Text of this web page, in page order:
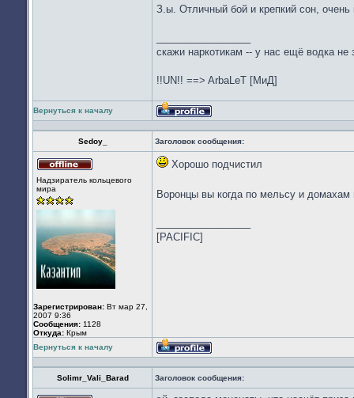
З.ы. Отличный бой и крепкий сон, очень
скажи наркотикам -- у нас ещё водка не
!!UN!! ==> ArbaLeT [МиД]
Вернуться к началу
Профиль
Sedoy_ Заголовок сообщения:
в
Надзиратель кольцевого
мира
Зарегистрирован: Вт мар 27,
2007 9:36
Сообщения: 1128
Откуда: Крым
Хорошо подчистил
Воронцы вы когда по мельсу и домахам
[PACIFIC]
Вернуться к началу
Профиль
Solimr_Vali_Barad Заголовок сообщения: